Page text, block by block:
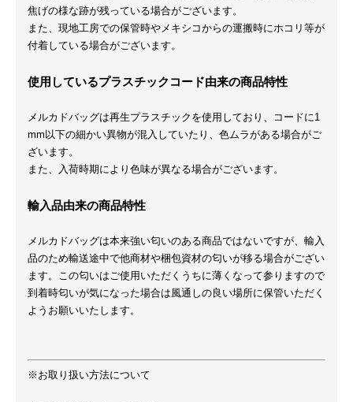
焦げの様な跡が残っている場合がございます。
また、現地工房での保管時やメキシコからの運搬時にホコリ等が
付着している場合がございます。
使用しているプラスチックコード由来の商品特性
メルカドバッグは再生プラスチックを使用しており、コードに1
mm以下の細かい異物が混入していたり、色ムラがある場合がご
ざいます。
また、入荷時期により色味が異なる場合がございます。
輸入品由来の商品特性
メルカドバッグは本来強い匂いのある商品ではないですが、輸入
品のため輸送途中で他商材や梱包資材の匂いが移る場合がござい
ます。この匂いはご使用いただくうちに薄くなって参りますので
到着時匂いが気になった場合は風通しの良い場所に保管いただく
ようお願いいたします。
※お取り扱い方法について